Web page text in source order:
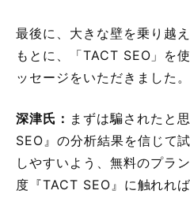
最後に、大きな壁を乗り越
もとに、「TACT SEO」を
ッセージをいただきました。
深津氏： まずは騙されたと
SEO』の分析結果を信じて
しやすいよう、無料のプラ
度『TACT SEO』に触れれ